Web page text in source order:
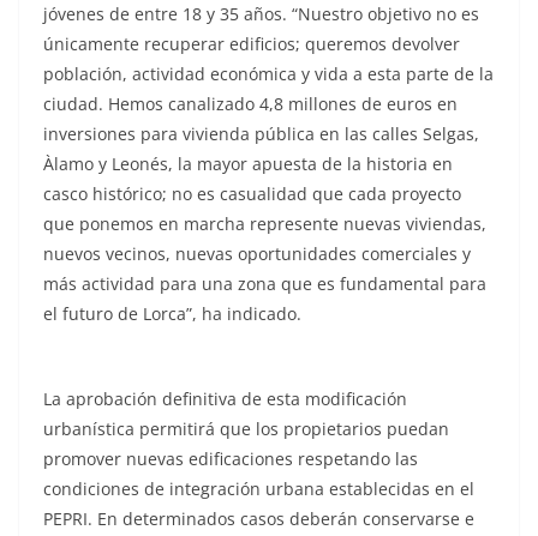
jóvenes de entre 18 y 35 años. “Nuestro objetivo no es
únicamente recuperar edificios; queremos devolver
población, actividad económica y vida a esta parte de la
ciudad. Hemos canalizado 4,8 millones de euros en
inversiones para vivienda pública en las calles Selgas,
Àlamo y Leonés, la mayor apuesta de la historia en
casco histórico; no es casualidad que cada proyecto
que ponemos en marcha represente nuevas viviendas,
nuevos vecinos, nuevas oportunidades comerciales y
más actividad para una zona que es fundamental para
el futuro de Lorca”, ha indicado.
La aprobación definitiva de esta modificación
urbanística permitirá que los propietarios puedan
promover nuevas edificaciones respetando las
condiciones de integración urbana establecidas en el
PEPRI. En determinados casos deberán conservarse e